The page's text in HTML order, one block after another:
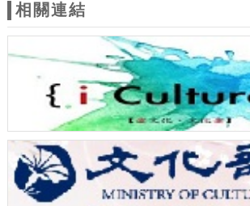
相關連結